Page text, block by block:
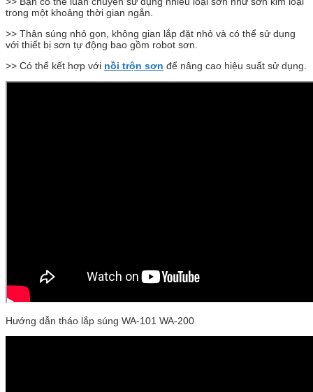
trong một khoảng thời gian ngắn.
>> Thân súng nhỏ gọn, không gian lắp đặt nhỏ và có thể sử dụng
với thiết bị sơn tự động bao gồm robot sơn.
>> Có thể kết hợp với nồi trộn sơn để nâng cao hiệu suất sử dụng.
Hướng dẫn tháo lắp súng WA-101 WA-200